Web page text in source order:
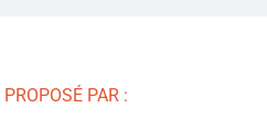
PROPOSÉ PAR :